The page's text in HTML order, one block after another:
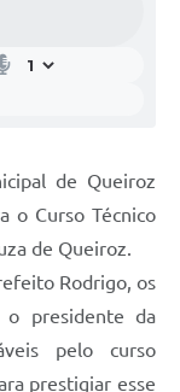
de Queiroz
o Curso Técnico
de Queiroz.
Rodrigo, os
o presidente da
pelo curso
prestigiar esse